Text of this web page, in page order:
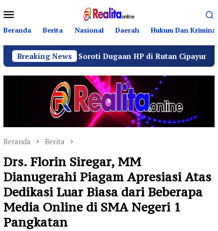
ke
kontenMobile
Beranda Berita Nasional Daerah Hukum Dan Kriminal
Breaking News
Hukum Soroti Dugaan HP di Rutan Cipayung
Beranda Berita
Drs. Florin Siregar, MM
Dianugerahi Piagam Apresiasi Atas
Dedikasi Luar Biasa dari Beberapa
Media Online di SMA Negeri 1
Pangkatan